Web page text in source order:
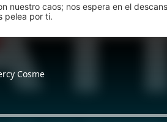
nuestro caos; nos espera en el
pelea por ti.